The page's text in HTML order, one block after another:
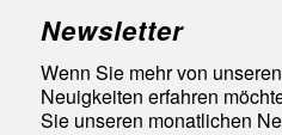
Newsletter
Wenn Sie mehr von
Neuigkeiten erfahren
Sie unseren monatlichen